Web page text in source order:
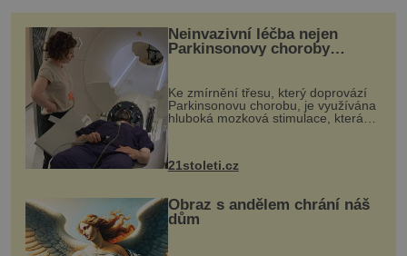
Neinvazivní léčba nejen
Parkinsonovy choroby
Ke zmírnění třesu, který doprovází
Parkinsonovu chorobu, je využívána
hluboká mozková stimulace, která
však vyžaduje vysoce invazivní
zákrok. Ultrazvuk zase není vhodný
k dostatečně přesnému zacílení ...
21stoleti.cz
Obraz s andělem chrání náš
dům